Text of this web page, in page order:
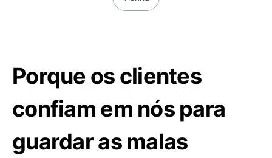
Porque os clientes
confiam em nós para
guardar as malas